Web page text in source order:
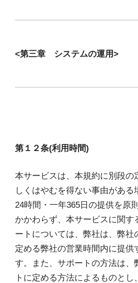
<第三章 システムの運用>
第１２条(利用時間)
本サービスは、本規約に別段の
しくはやむを得ない事由がある
24時間・一年365日の提供を原
かかわらず、本サービスに関す
ートについては、弊社は、弊社
定める弊社の営業時間内に提供
す。また、サポートの方法は、
トに定める方法によるものと